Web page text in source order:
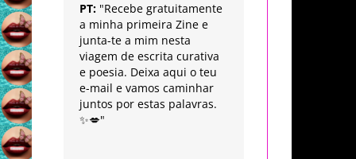
PT: "Recebe gratuitamente
a minha primeira Zine e
junta-te a mim nesta
viagem de escrita curativa
e poesia. Deixa aqui o teu
e-mail e vamos caminhar
juntos por estas palavras.
✨💋"